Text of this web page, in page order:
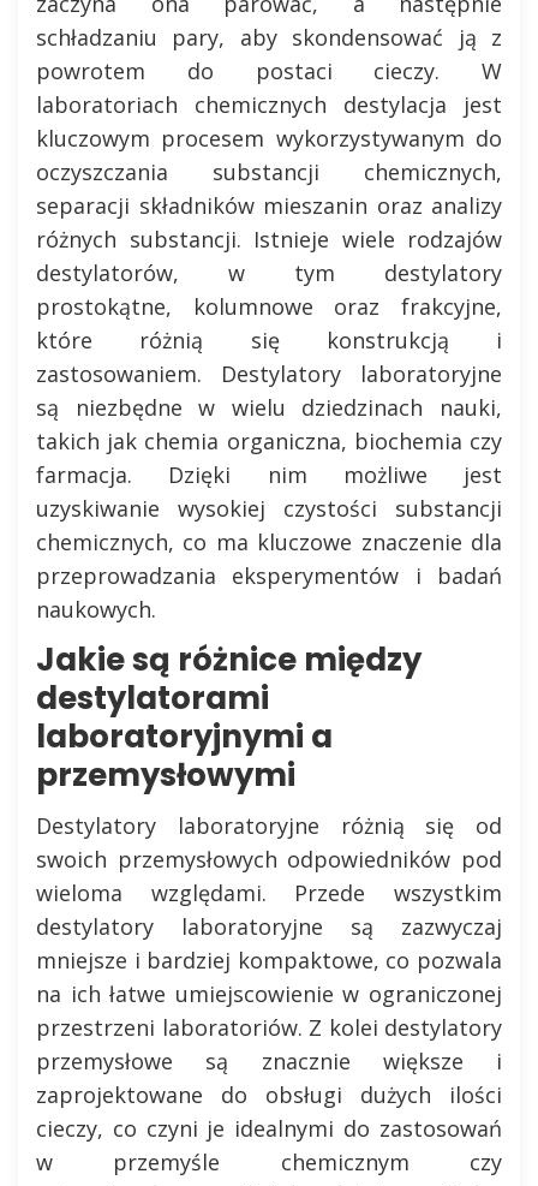
schładzaniu pary, aby skondensować ją z
powrotem do postaci cieczy. W
laboratoriach chemicznych destylacja jest
kluczowym procesem wykorzystywanym do
oczyszczania substancji chemicznych,
separacji składników mieszanin oraz analizy
różnych substancji. Istnieje wiele rodzajów
destylatorów, w tym destylatory
prostokątne, kolumnowe oraz frakcyjne,
które różnią się konstrukcją i
zastosowaniem. Destylatory laboratoryjne
są niezbędne w wielu dziedzinach nauki,
takich jak chemia organiczna, biochemia czy
farmacja. Dzięki nim możliwe jest
uzyskiwanie wysokiej czystości substancji
chemicznych, co ma kluczowe znaczenie dla
przeprowadzania eksperymentów i badań
naukowych.
Jakie są różnice między
destylatorami
laboratoryjnymi a
przemysłowymi
Destylatory laboratoryjne różnią się od
swoich przemysłowych odpowiedników pod
wieloma względami. Przede wszystkim
destylatory laboratoryjne są zazwyczaj
mniejsze i bardziej kompaktowe, co pozwala
na ich łatwe umiejscowienie w ograniczonej
przestrzeni laboratoriów. Z kolei destylatory
przemysłowe są znacznie większe i
zaprojektowane do obsługi dużych ilości
cieczy, co czyni je idealnymi do zastosowań
w przemyśle chemicznym czy